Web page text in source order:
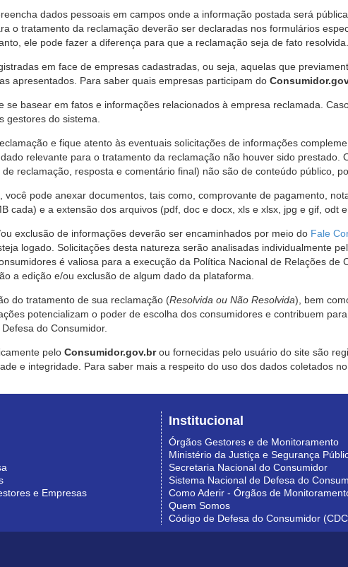
dados pessoais em campos onde a informação postada será
o tratamento da reclamação deverão ser declaradas nos formulários
ele pode fazer a diferença para que a reclamação seja de fato resolvida.
em face de empresas cadastradas, ou seja, aquelas que
apresentados. Para saber quais empresas participam do
se basear em fatos e informações relacionados à empresa reclamada.
gestores do sistema.
e fique atento às eventuais solicitações de informações
relevante para o tratamento da reclamação não houver sido prestado.
reclamação, resposta e comentário final) não são de conteúdo público,
você pode anexar documentos, tais como, comprovante de pagamento,
cada) e a extensão dos arquivos (pdf, doc e docx, xls e xlsx, jpg e gif, odt
exclusão de informações deverão ser encaminhados por meio do Fale
logado. Solicitações desta natureza serão analisadas individualmente
é valiosa para a execução da Política Nacional de Relações de
a edição e/ou exclusão de algum dado da plataforma.
do tratamento de sua reclamação (Resolvida ou Não Resolvida), bem
potencializam o poder de escolha dos consumidores e contribuem
do Consumidor.
pelo Consumidor.gov.brou fornecidas pelo usuário do site são
e integridade. Para saber mais a respeito do uso dos dados coletados
e Empresas
Institucional
Órgãos Gestores e de Monitoramento
Ministério da Justiça e Segurança
Secretaria Nacional do Consumidor
Sistema Nacional de Defesa do
Como Aderir - Órgãos de
Quem Somos
Código de Defesa do Consumidor